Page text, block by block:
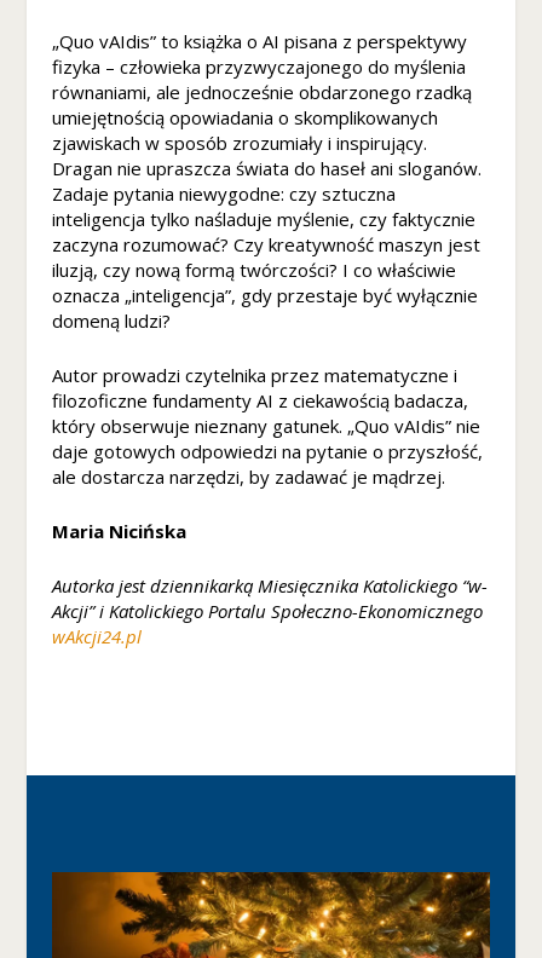
„Quo vAIdis” to książka o AI pisana z perspektywy
fizyka – człowieka przyzwyczajonego do myślenia
równaniami, ale jednocześnie obdarzonego rzadką
umiejętnością opowiadania o skomplikowanych
zjawiskach w sposób zrozumiały i inspirujący.
Dragan nie upraszcza świata do haseł ani sloganów.
Zadaje pytania niewygodne: czy sztuczna
inteligencja tylko naśladuje myślenie, czy faktycznie
zaczyna rozumować? Czy kreatywność maszyn jest
iluzją, czy nową formą twórczości? I co właściwie
oznacza „inteligencja”, gdy przestaje być wyłącznie
domeną ludzi?
Autor prowadzi czytelnika przez matematyczne i
filozoficzne fundamenty AI z ciekawością badacza,
który obserwuje nieznany gatunek. „Quo vAIdis” nie
daje gotowych odpowiedzi na pytanie o przyszłość,
ale dostarcza narzędzi, by zadawać je mądrzej.
Maria Nicińska
Autorka jest dziennikarką Miesięcznika Katolickiego “w-
Akcji” i Katolickiego Portalu Społeczno-Ekonomicznego
wAkcji24.pl